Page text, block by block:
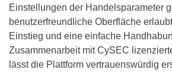
Einstellungen der Handelsparameter
benutzerfreundliche Oberfläche
Einstieg und eine einfache
Zusammenarbeit mit CySEC
lässt die Plattform vertrauenswürdig